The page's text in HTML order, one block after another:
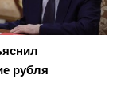
рубля